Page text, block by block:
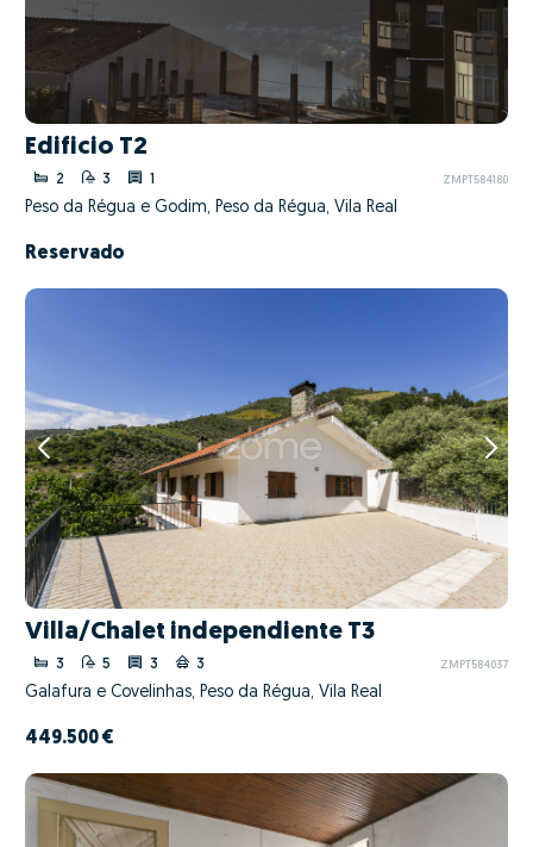
Edificio T2
2 3 1 ZMPT584180
Peso da Régua e Godim, Peso da Régua, Vila Real
Reservado
Villa/Chalet independiente T3
3 5 3 3 ZMPT584037
Galafura e Covelinhas, Peso da Régua, Vila Real
449.500 €